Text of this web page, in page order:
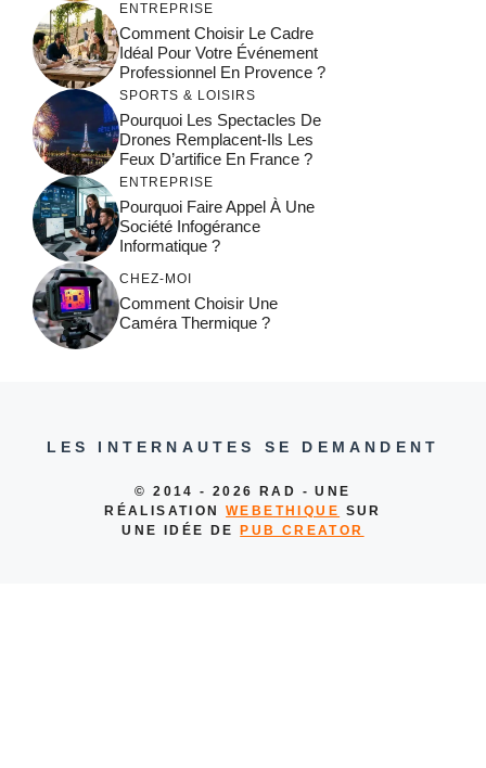
ENTREPRISE
Comment Choisir Le Cadre
Idéal Pour Votre Événement
Professionnel En Provence ?
SPORTS & LOISIRS
Pourquoi Les Spectacles De
Drones Remplacent-Ils Les
Feux D’artifice En France ?
ENTREPRISE
Pourquoi Faire Appel À Une
Société Infogérance
Informatique ?
CHEZ-MOI
Comment Choisir Une
Caméra Thermique ?
LES INTERNAUTES SE DEMANDENT
© 2014 - 2026 RAD - UNE
RÉALISATIONWEBETHIQUE SUR
UNE IDÉE DEPUB CREATOR